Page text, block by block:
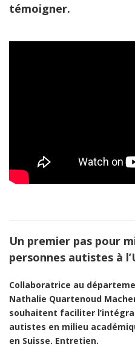
témoigner.
Un premier pas pour
personnes autistes à
Collaboratrice au
Nathalie Quartenoud
souhaitent faciliter
autistes en milieu
en Suisse. Entretien.